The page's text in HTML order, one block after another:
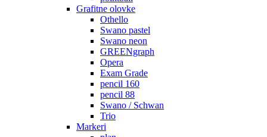
Grafitne olovke
Othello
Swano pastel
Swano neon
GREENgraph
Opera
Exam Grade
pencil 160
pencil 88
Swano / Schwan
Trio
Markeri